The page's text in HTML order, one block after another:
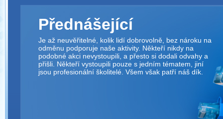
Přednášející
Je až neuvěřitelné, kolik lidí dobrovolně, bez nároku na
odměnu podporuje naše aktivity. Někteří nikdy na
podobné akci nevystoupili, a přesto si dodali odvahy a
přišli. Někteří vystoupili pouze s jedním tématem, jiní
jsou profesionální školitelé. Všem však patří náš dík.